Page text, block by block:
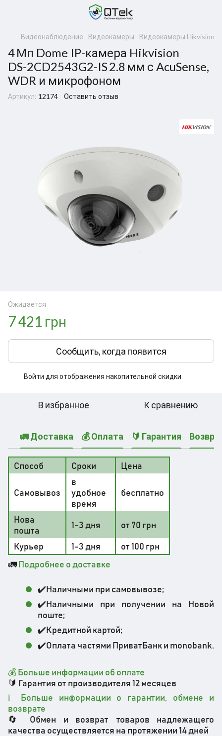
Видеонаблюдение Видеокамеры Видеокамеры Hikvision
4 Мп Dome IP‑камера Hikvision
DS‑2CD2543G2‑IS 2.8 мм с AcuSense,
WDR и микрофоном
Артикул: 12174 Оставить отзыв
Ожидается
7 421 грн
Сообщить, когда появится
Войти для отображения накопительной скидки
В избранное К сравнению
🚛 Доставка 💰 Оплата 🔰 Гарантия
Способ Сроки Цена
Самовывоз
в
удобное
время
бесплатно
Нова
пошта
1-3 дня
от 70 грн
Курьер
1-3 дня
от 100 грн
🚛Подробнее о доставке
✔️Наличными при самовывозе;
✔️Наличными при получении на Новой
поште;
✔️Кредитной картой;
✔️Оплата частями ПриватБанк и monobank.
💰 Больше информации об оплате
🔰 Гарантия от производителя 12 месяцев
❕ Больше информации о гарантии, обмене и
возврате
🔄 Обмен и возврат товаров надлежащего
качества осуществляется на протяжении 14 дней